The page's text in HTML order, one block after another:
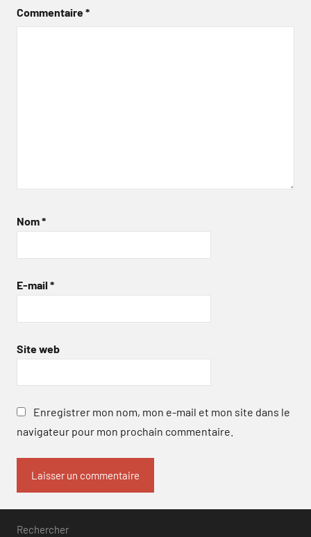
Commentaire*
Nom*
E-mail *
Site web
Enregistrer mon nom, mon e-mail et mon site dans le
navigateur pour mon prochain commentaire.
Rechercher